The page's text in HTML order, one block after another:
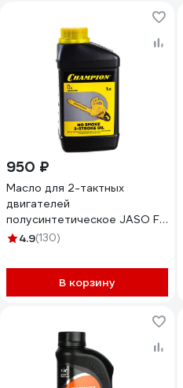
950 ₽
Масло для 2-тактных
двигателей
полусинтетическое JASO FD
1 л Champion 952830
4.9(130)
В корзину